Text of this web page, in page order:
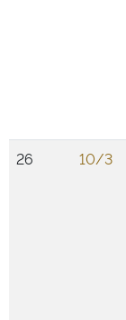
26
10/3